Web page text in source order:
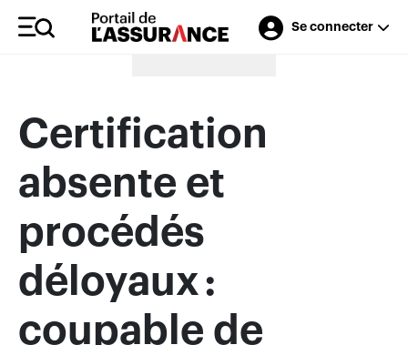
Se connecter
Merci à nos annonceurs
Certification
absente et
procédés
déloyaux :
coupable de